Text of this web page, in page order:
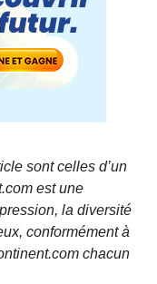
sont celles d’un
est une
la diversité
conformément à
chacun